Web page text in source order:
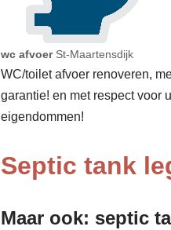
wc afvoer St-Maartensdijk
WC/toilet afvoer renoveren,
garantie! en met respect voor
eigendommen!
Septic tank
Maar ook: septic